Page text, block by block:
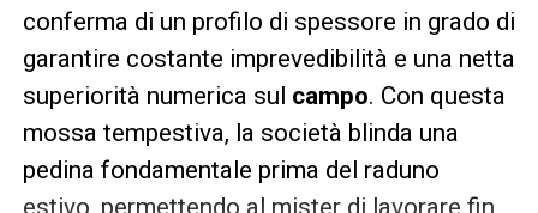
conferma di un profilo di spessore in grado di
garantire costante imprevedibilità e una netta
superiorità numerica sul campo. Con questa
mossa tempestiva, la società blinda una
pedina fondamentale prima del raduno
estivo, permettendo al mister di lavorare fin